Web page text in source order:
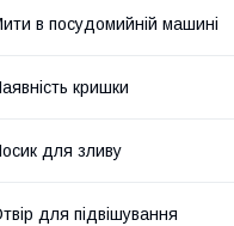
в посудомийній машині
кришки
для зливу
для підвішування